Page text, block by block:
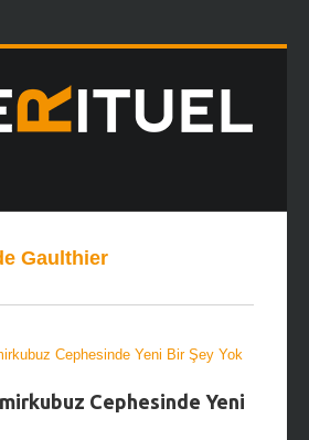
Gaulthier
Cephesinde Yeni